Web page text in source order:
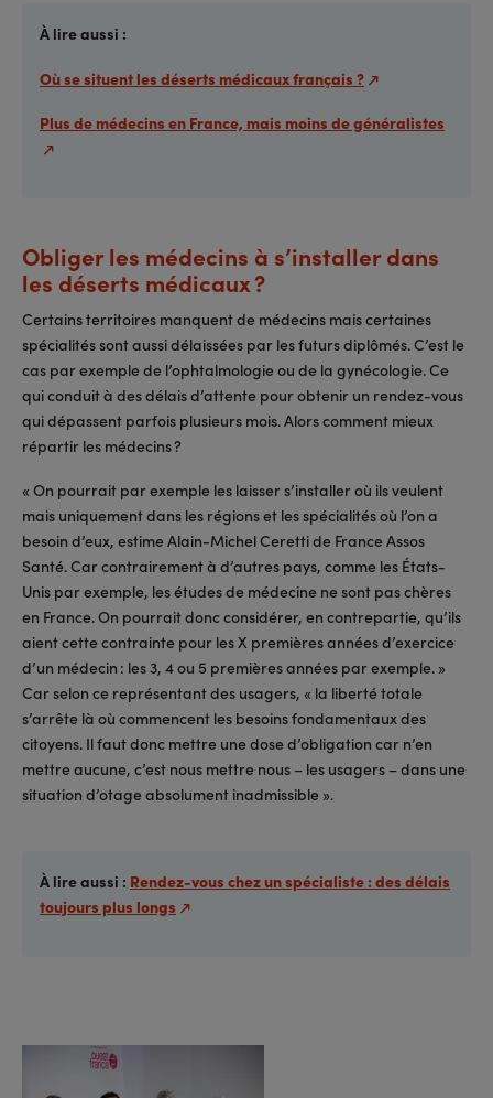
À lire aussi :
Où se situent les déserts médicaux français ?
Plus de médecins en France, mais moins de généralistes
Obliger les médecins à s’installer dans
les déserts médicaux ?
Certains territoires manquent de médecins mais certaines
spécialités sont aussi délaissées par les futurs diplômés. C’est le
cas par exemple de l’ophtalmologie ou de la gynécologie. Ce
qui conduit à des délais d’attente pour obtenir un rendez-vous
qui dépassent parfois plusieurs mois. Alors comment mieux
répartir les médecins ?
« On pourrait par exemple les laisser s’installer où ils veulent
mais uniquement dans les régions et les spécialités où l’on a
besoin d’eux, estime Alain-Michel Ceretti de France Assos
Santé. Car contrairement à d’autres pays, comme les États-
Unis par exemple, les études de médecine ne sont pas chères
en France. On pourrait donc considérer, en contrepartie, qu’ils
aient cette contrainte pour les X premières années d’exercice
d’un médecin : les 3, 4 ou 5 premières années par exemple. »
Car selon ce représentant des usagers, « la liberté totale
s’arrête là où commencent les besoins fondamentaux des
citoyens. Il faut donc mettre une dose d’obligation car n’en
mettre aucune, c’est nous mettre nous – les usagers – dans une
situation d’otage absolument inadmissible ».
À lire aussi : Rendez-vous chez un spécialiste : des délais
toujours plus longs